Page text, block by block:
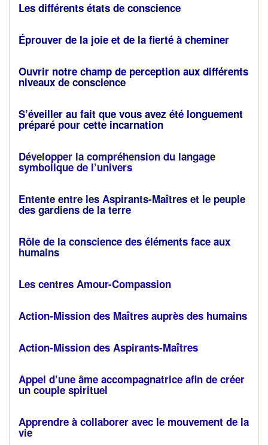
Les différents états de conscience
Éprouver de la joie et de la fierté à cheminer
Ouvrir notre champ de perception aux différents
niveaux de conscience
S’éveiller au fait que vous avez été longuement
préparé pour cette incarnation
Développer la compréhension du langage
symbolique de l’univers
Entente entre les Aspirants-Maîtres et le peuple
des gardiens de la terre
Rôle de la conscience des éléments face aux
humains
Les centres Amour-Compassion
Action-Mission des Maîtres auprès des humains
Action-Mission des Aspirants-Maîtres
Appel d’une âme accompagnatrice afin de créer
un couple spirituel
Apprendre à collaborer avec le mouvement de la
vie